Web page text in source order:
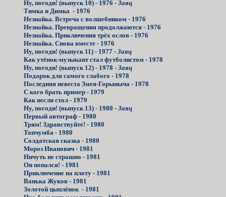
Ну, погоди! (выпуск 10) - 1976 -Заяц
Тимка и Димка - 1976
Незнайка. Встреча с волшебником - 1976
Незнайка. Превращения продолжаются - 1976
Незнайка. Приключения трёх ослов - 1976
Незнайка. Снова вместе - 1976
Ну, погоди! (выпуск 11) - 1977 -Заяц
Как утёнок-музыкант стал футболистом - 1978
Ну, погоди! (выпуск 12) - 1978 -Заяц
Подарок для самого слабого - 1978
Последняя невеста Змея-Горыныча - 1978
С кого брать пример - 1979
Как несли стол - 1979
Ну, погоди! (выпуск 13) - 1980 -Заяц
Первый автограф - 1980
Трям! Здравствуйте! - 1980
Топчумба - 1980
Солдатская сказка - 1980
Мороз Иванович - 1981
Ничуть не страшно - 1981
Он попался! - 1981
Приключение на плоту - 1981
Ванька Жуков - 1981
Золотой цыплёнок - 1981